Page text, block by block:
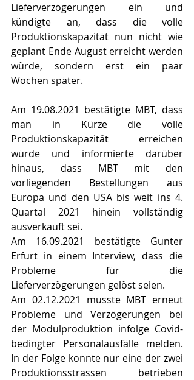
Lieferverzögerungen ein und
kündigte an, dass die volle
Produktionskapazität nun nicht wie
geplant Ende August erreicht werden
würde, sondern erst ein paar
Wochen später.
Am 19.08.2021 bestätigte MBT, dass
man in Kürze die volle
Produktionskapazität erreichen
würde und informierte darüber
hinaus, dass MBT mit den
vorliegenden Bestellungen aus
Europa und den USA bis weit ins 4.
Quartal 2021 hinein vollständig
ausverkauft sei.
Am 16.09.2021 bestätigte Gunter
Erfurt in einem Interview, dass die
Probleme für die
Lieferverzögerungen gelöst seien.
Am 02.12.2021 musste MBT erneut
Probleme und Verzögerungen bei
der Modulproduktion infolge Covid-
bedingter Personalausfälle melden.
In der Folge konnte nur eine der zwei
Produktionsstrassen betrieben